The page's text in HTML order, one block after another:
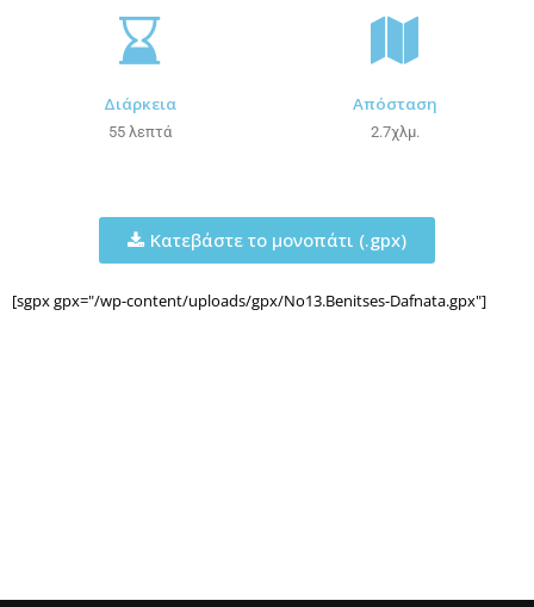
Διάρκεια
55 λεπτά
Απόσταση
2.7χλμ.
Κατεβάστε το μονοπάτι (.gpx)
[sgpx gpx="/wp-content/uploads/gpx/No13.Benitses-Dafnata.gpx"]